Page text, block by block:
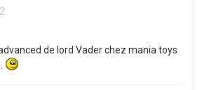
de lord Vader chez mania toys